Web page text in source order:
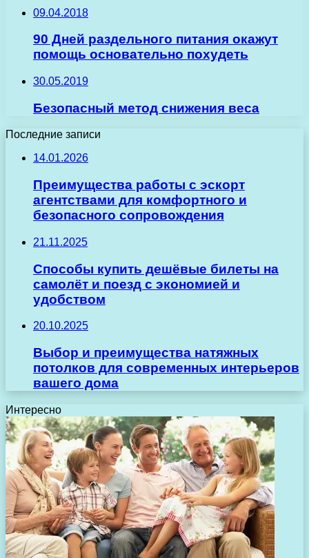
09.04.2018
90 Дней раздельного питания окажут
помощь основательно похудеть
30.05.2019
Безопасный метод снижения веса
Последние записи
14.01.2026
Преимущества работы с эскорт
агентствами для комфортного и
безопасного сопровождения
21.11.2025
Способы купить дешёвые билеты на
самолёт и поезд с экономией и
удобством
20.10.2025
Выбор и преимущества натяжных
потолков для современных интерьеров
вашего дома
Интересно